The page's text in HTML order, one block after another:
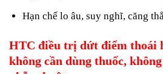
Hạn chế lo âu, suy nghĩ, căng
HTC điều trị dứt điểm thoái
không cần dùng thuốc,